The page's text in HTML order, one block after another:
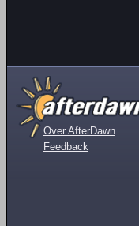
Over AfterDawn
Feedback